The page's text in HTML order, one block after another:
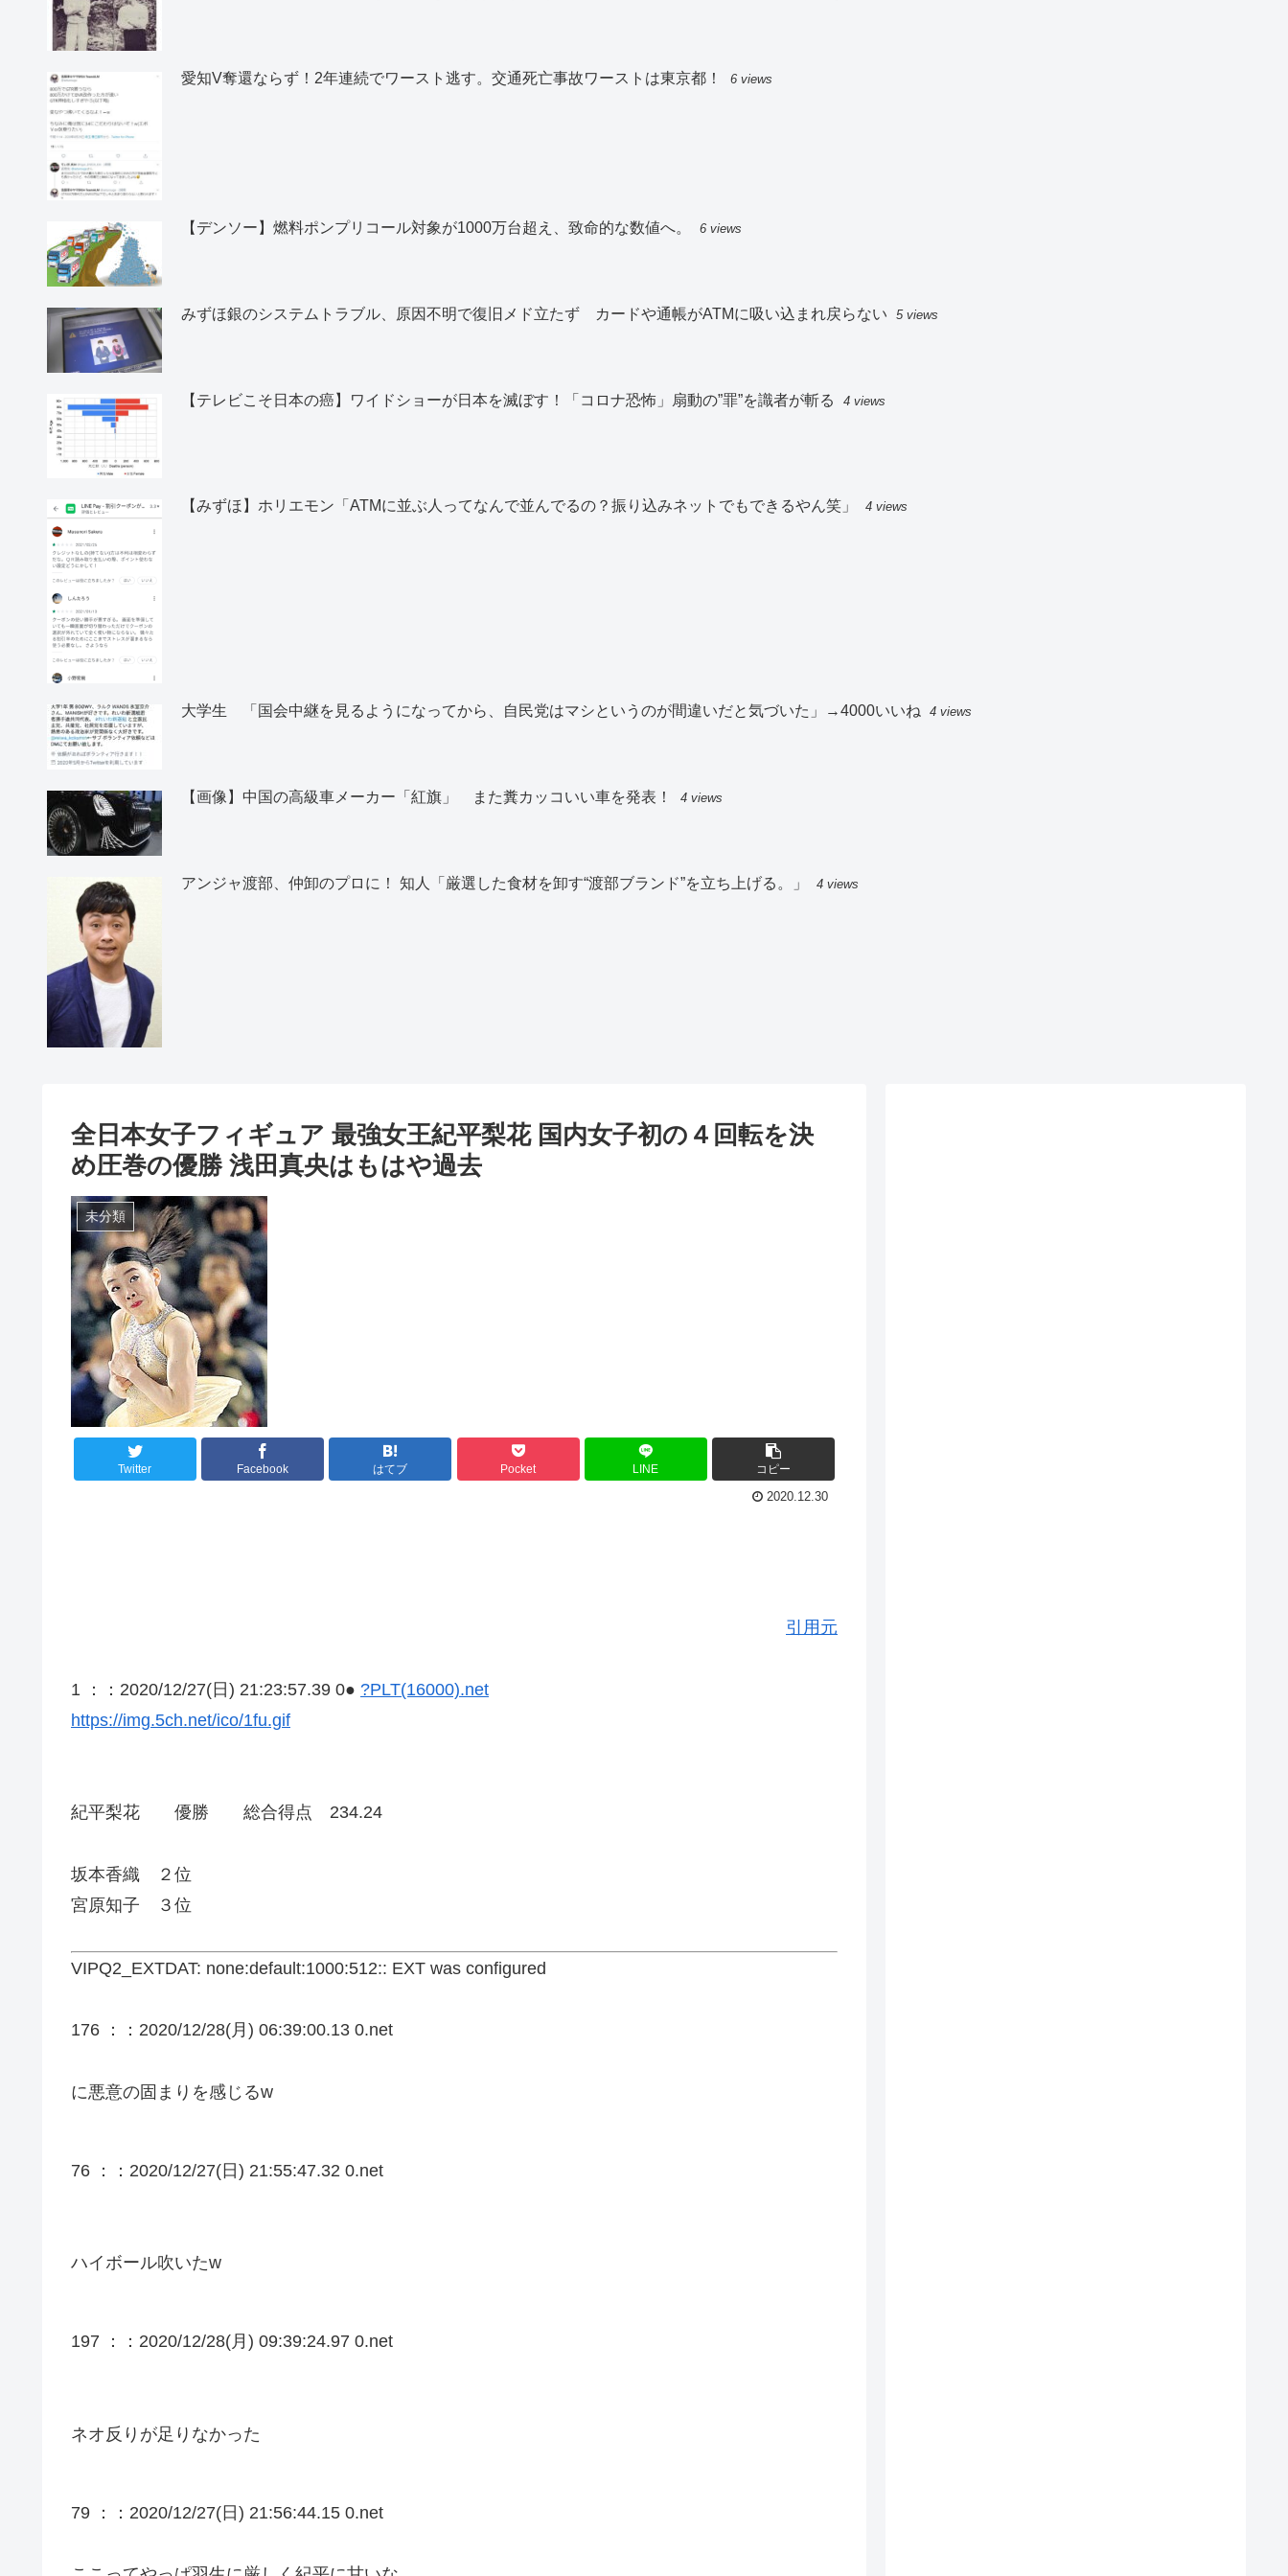
愛知V奪還ならず！2年連続でワースト逃す。交通死亡事故ワーストは東京都！ 6 views
【デンソー】燃料ポンプリコール対象が1000万台超え、致命的な数値へ。 6 views
みずほ銀のシステムトラブル、原因不明で復旧メド立たず カードや通帳がATMに吸い込まれ戻らない 5 views
【テレビこそ日本の癌】ワイドショーが日本を滅ぼす！「コロナ恐怖」扇動の”罪”を識者が斬る 4 views
【みずほ】ホリエモン「ATMに並ぶ人ってなんで並んでるの？振り込みネットでもできるやん笑」 4 views
大学生 「国会中継を見るようになってから、自民党はマシというのが間違いだと気づいた」→4000いいね 4 views
【画像】中国の高級車メーカー「紅旗」 また糞カッコいい車を発表！ 4 views
アンジャ渡部、仲卸のプロに！ 知人「厳選した食材を卸す“渡部ブランド”を立ち上げる。」 4 views
全日本女子フィギュア 最強女王紀平梨花 国内女子初の４回転を決
め圧巻の優勝 浅田真央はもはや過去
未分類
Twitter Facebook はてブ Pocket LINE コピー
2020.12.30
引用元
1 ： ：2020/12/27(日) 21:23:57.39 0● ?PLT(16000).net
https://img.5ch.net/ico/1fu.gif
紀平梨花 優勝 総合得点 234.24
坂本香織 ２位
宮原知子 ３位
VIPQ2_EXTDAT: none:default:1000:512:: EXT was configured
176 ： ：2020/12/28(月) 06:39:00.13 0.net
に悪意の固まりを感じるw
76 ： ：2020/12/27(日) 21:55:47.32 0.net
ハイボール吹いたw
197 ： ：2020/12/28(月) 09:39:24.97 0.net
ネオ反りが足りなかった
79 ： ：2020/12/27(日) 21:56:44.15 0.net